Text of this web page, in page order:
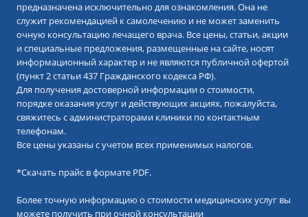
предназначена исключительно для ознакомления. Она не
служит рекомендацией к самолечению и не может заменить
очную консультацию лечащего врача. Все цены, статьи, акции
и специальные предложения, размещенные на сайте, носят
информационный характер и не являются публичной офертой
(пункт 2 статьи 437 Гражданского кодекса РФ).
Для получения достоверной информации о стоимости,
порядке оказания услуг и действующих акциях, пожалуйста,
свяжитесь с администраторами клиники по контактным
телефонам.
Все цены указаны с учетом всех применимых налогов.
*Скачать прайс в формате PDF.
Более точную информацию о стоимости медицинских услуг вы
можете получить при очной консультации